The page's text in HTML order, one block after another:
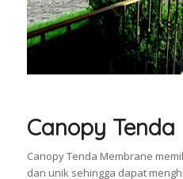
Canopy
Canopy Tenda Membrane
dan unik sehingga dapat